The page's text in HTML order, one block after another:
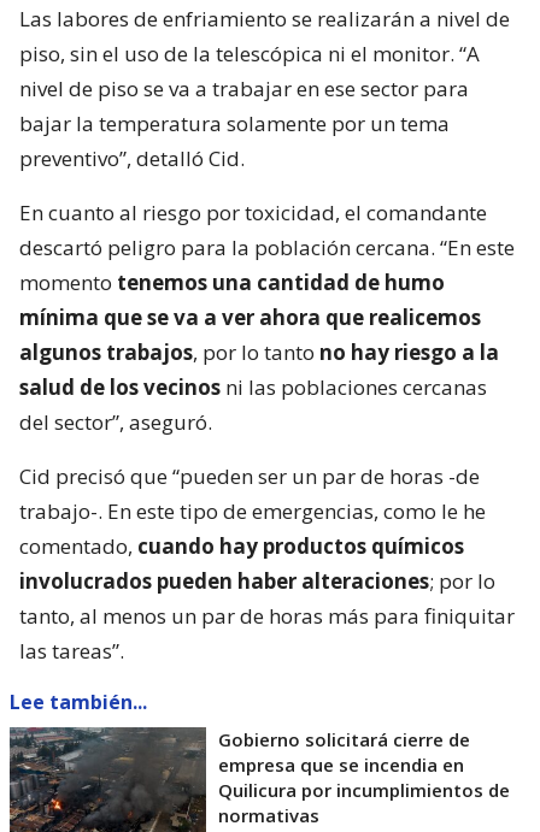
Las labores de enfriamiento se realizarán a nivel de
piso, sin el uso de la telescópica ni el monitor. “A
nivel de piso se va a trabajar en ese sector para
bajar la temperatura solamente por un tema
preventivo”, detalló Cid.
En cuanto al riesgo por toxicidad, el comandante
descartó peligro para la población cercana. “En este
momento tenemos una cantidad de humo
mínima que se va a ver ahora que realicemos
algunos trabajos, por lo tanto no hay riesgo a la
salud de los vecinos ni las poblaciones cercanas
del sector”, aseguró.
Cid precisó que “pueden ser un par de horas -de
trabajo-. En este tipo de emergencias, como le he
comentado, cuando hay productos químicos
involucrados pueden haber alteraciones; por lo
tanto, al menos un par de horas más para finiquitar
las tareas”.
Lee también...
Gobierno solicitará cierre de
empresa que se incendia en
Quilicura por incumplimientos de
normativas